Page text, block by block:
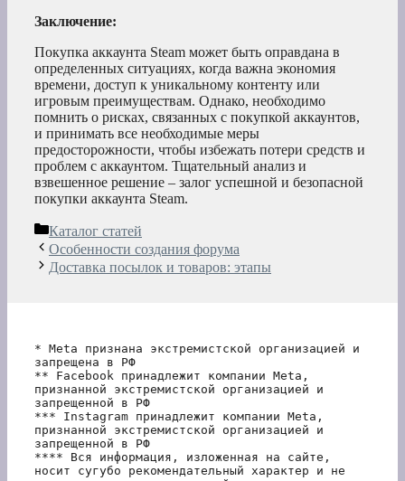
Заключение:
Покупка аккаунта Steam может быть оправдана в
определенных ситуациях, когда важна экономия
времени, доступ к уникальному контенту или
игровым преимуществам. Однако, необходимо
помнить о рисках, связанных с покупкой аккаунтов,
и принимать все необходимые меры
предосторожности, чтобы избежать потери средств и
проблем с аккаунтом. Тщательный анализ и
взвешенное решение – залог успешной и безопасной
покупки аккаунта Steam.
Рубрики
Каталог статей
Особенности создания форума
Доставка посылок и товаров: этапы
* Meta признана экстремистской организацией и
запрещена в РФ
** Facebook принадлежит компании Meta,
признанной экстремистской организацией и
запрещенной в РФ
*** Instagram принадлежит компании Meta,
признанной экстремистской организацией и
запрещенной в РФ
**** Вся информация, изложенная на сайте,
носит сугубо рекомендательный характер и не